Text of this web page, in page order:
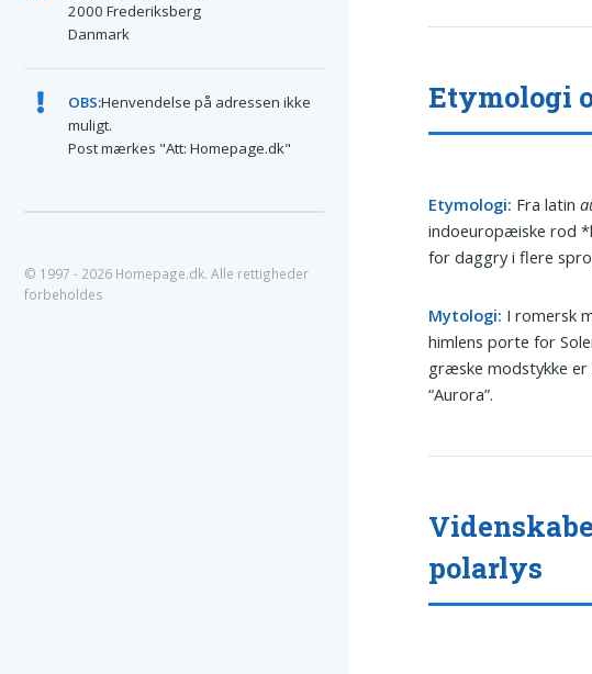
Etymologi
Etymologi: Fra latin
indoeuropæiske rod
for daggry i flere
Mytologi: I romersk
himlens porte for
græske modstykke er
“Aurora”.
polarlys
2000 Frederiksberg
Danmark
OBS:Henvendelse på adressen ikke
muligt.
Post mærkes "Att: Homepage.dk"
© 1997 - 2026 Homepage.dk. Alle rettigheder
forbeholdes